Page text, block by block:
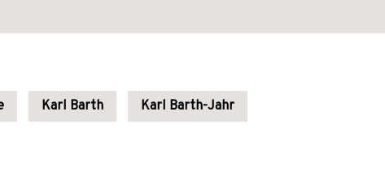
Karl Barth Karl Barth-Jahr